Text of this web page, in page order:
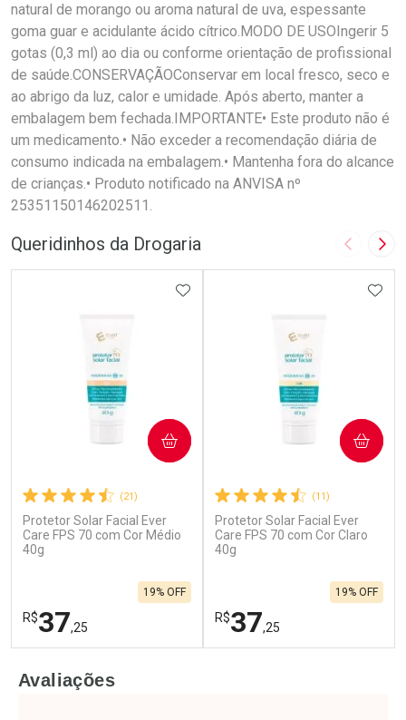
natural de morango ou aroma natural de uva, espessante
goma guar e acidulante ácido cítrico.MODO DE USOIngerir 5
gotas (0,3 ml) ao dia ou conforme orientação de profissional
de saúde.CONSERVAÇÃOConservar em local fresco, seco e
ao abrigo da luz, calor e umidade. Após aberto, manter a
embalagem bem fechada.IMPORTANTE• Este produto não é
um medicamento.• Não exceder a recomendação diária de
consumo indicada na embalagem.• Mantenha fora do alcance
de crianças.• Produto notificado na ANVISA nº
25351150146202511.
Queridinhos da Drogaria Imagem
(21)
Protetor Solar Facial Ever
Care FPS 70 com Cor Médio
40g
R$37,25
19% OFF
ADICIONAR AOS FAVORITOS
COMPRAR
(11)
Protetor Solar Facial Ever
Care FPS 70 com Cor Claro
40g
R$37,25
19% OFF
COMPRAR
Avaliações